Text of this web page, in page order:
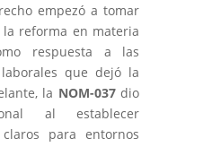
empezó a tomar
reforma en materia
respuesta a las
que dejó la
la NOM-037dio
al establecer
para entornos